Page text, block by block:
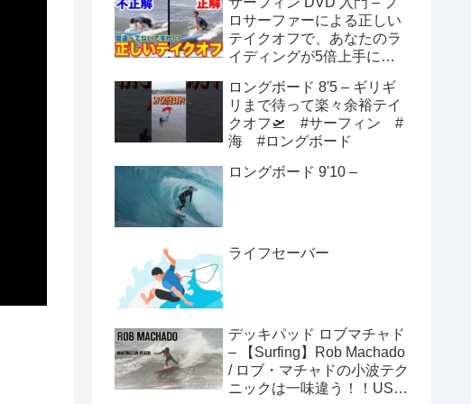
ロサーファーによる正しい
テイクオフで、あなたのラ
イディングが5倍上手にな
ロングボード 8'5 – ギリギ
リまで待って楽々余裕テイ
クオフ🛫 #サーフィン #
海 #ロングボード
ロングボード 9'10 –
ライフセーバー
デッキパッド ロブマチャド
– 【Surfing】Rob Machado
/ ロブ・マチャドの小波テク
ニックは一味違う！！USオ